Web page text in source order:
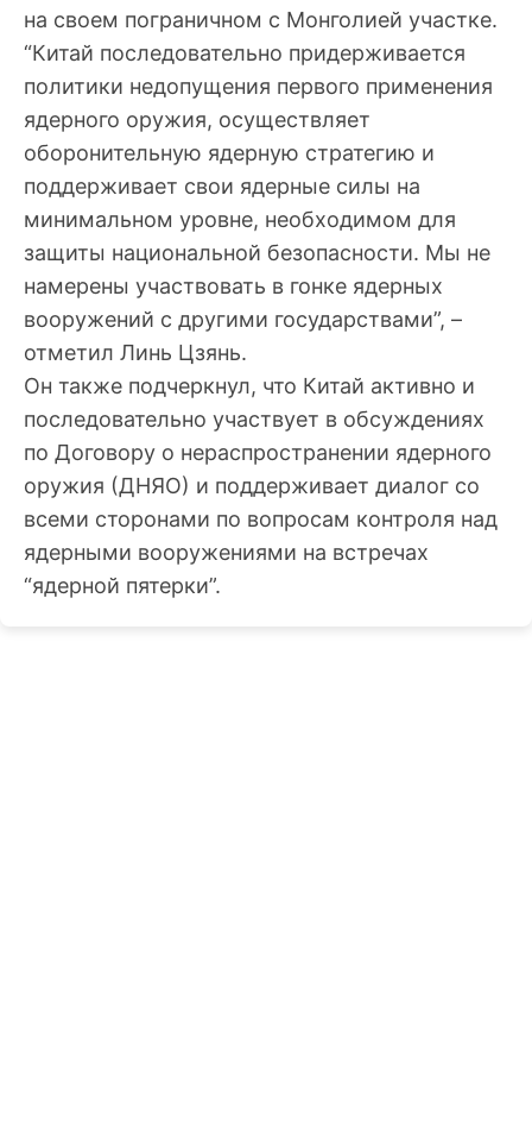
на своем пограничном с Монголией участке.
“Китай последовательно придерживается
политики недопущения первого применения
ядерного оружия, осуществляет
оборонительную ядерную стратегию и
поддерживает свои ядерные силы на
минимальном уровне, необходимом для
защиты национальной безопасности. Мы не
намерены участвовать в гонке ядерных
вооружений с другими государствами”, –
отметил Линь Цзянь.
Он также подчеркнул, что Китай активно и
последовательно участвует в обсуждениях
по Договору о нераспространении ядерного
оружия (ДНЯО) и поддерживает диалог со
всеми сторонами по вопросам контроля над
ядерными вооружениями на встречах
“ядерной пятерки”.